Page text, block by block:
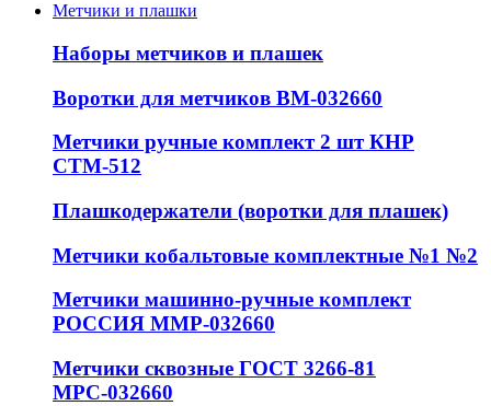
Метчики и плашки
Наборы метчиков и плашек
Воротки для метчиков ВМ-032660
Метчики ручные комплект 2 шт КНР
СТМ-512
Плашкодержатели (воротки для плашек)
Метчики кобальтовые комплектные №1 №2
Метчики машинно-ручные комплект
РОССИЯ ММР-032660
Метчики сквозные ГОСТ 3266-81
МРС-032660